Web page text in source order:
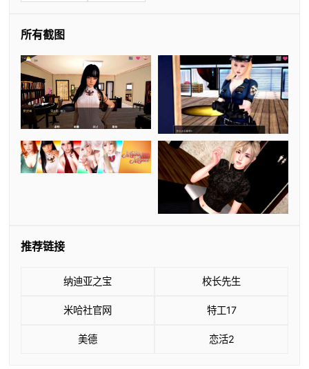
所有截图
推荐链接
纳迪亚之宝 校长先生
米哈社官网 特工17
美德 恋活2